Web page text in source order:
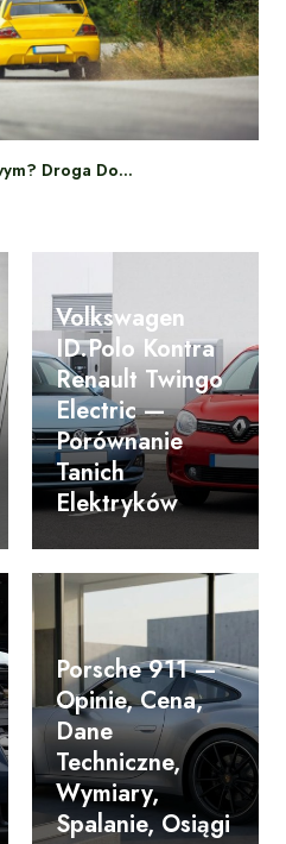
Droga Do…
Volkswagen
ID.Polo Kontra
Renault Twingo
Electric —
Porównanie
Tanich
Elektryków
Porsche 911 —
Opinie, Cena,
Dane
Techniczne,
Wymiary,
Spalanie, Osiągi